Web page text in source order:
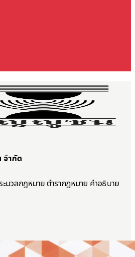
ำกัด
มวลกฎหมาย ตำรากฎหมาย คำอธิบาย